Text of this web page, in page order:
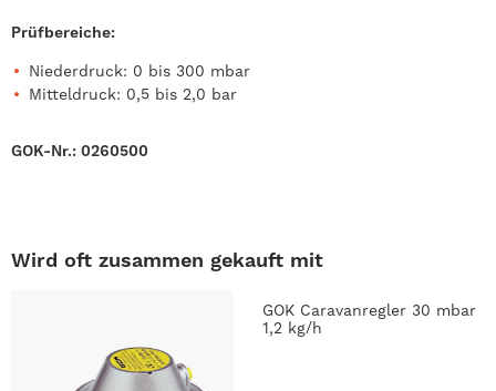
Prüfbereiche:
Niederdruck: 0 bis 300 mbar
Mitteldruck: 0,5 bis 2,0 bar
GOK-Nr.: 0260500
Wird oft zusammen gekauft mit
GOK Caravanregler 30 mbar
1,2 kg/h